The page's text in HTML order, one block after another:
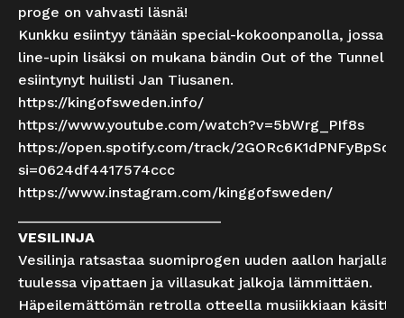
proge on vahvasti läsnä!
Kunkku esiintyy tänään special-kokoonpanolla, jossa
line-upin lisäksi on mukana bändin Out of the Tunnel -
esiintynyt huilisti Jan Tiusanen.
https://kingofsweden.info/
https://www.youtube.com/watch?v=5bWrg_PIf8s
https://open.spotify.com/track/
si=0624df4417574ccc
https://www.instagram.com/kinggofsweden/
VESILINJA
Vesilinja ratsastaa suomiprogen uuden aallon harjalla
tuulessa vipattaen ja villasukat jalkoja lämmittäen.
Häpeilemättömän retrolla otteella musiikkiaan